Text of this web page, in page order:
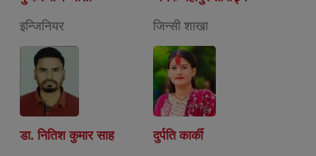
इन्जिनियर जिन्सी शाखा
डा. नितिश कुमार साह दुर्पति कार्की